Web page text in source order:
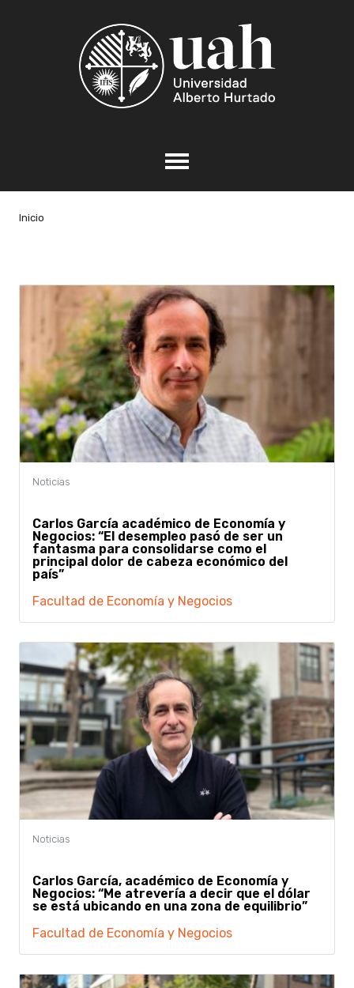
Inicio
Carlos García académico de Economía y
Negocios: “El desempleo pasó de ser un
fantasma para consolidarse como el
principal dolor de cabeza económico del
país”
Facultad de Economía y Negocios
Carlos García, académico de Economía y
Negocios: “Me atrevería a decir que el dólar
se está ubicando en una zona de equilibrio”
Facultad de Economía y Negocios